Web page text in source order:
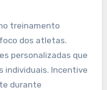
treinamento
dos atletas.
personalizadas que
individuais. Incentive
durante